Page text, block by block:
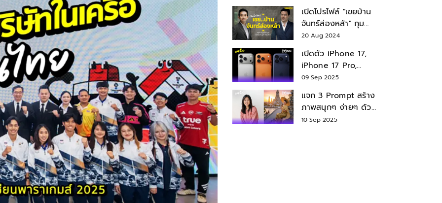
เปิดโปรไฟล์ "เขยบ้าน
จันทร์ส่องหล้า" กุม
บังเหียนธุรกิจตระกูล
"ชินวัตร"
20 Aug 2024
เปิดตัว iPhone 17,
iPhone 17 Pro,
iPhone 17 Air สเปค
09 Sep 2025
แจก 3 Prompt สร้าง
ภาพสนุกๆ ง่ายๆ ด้วย
Nano Banana ใน
10 Sep 2025